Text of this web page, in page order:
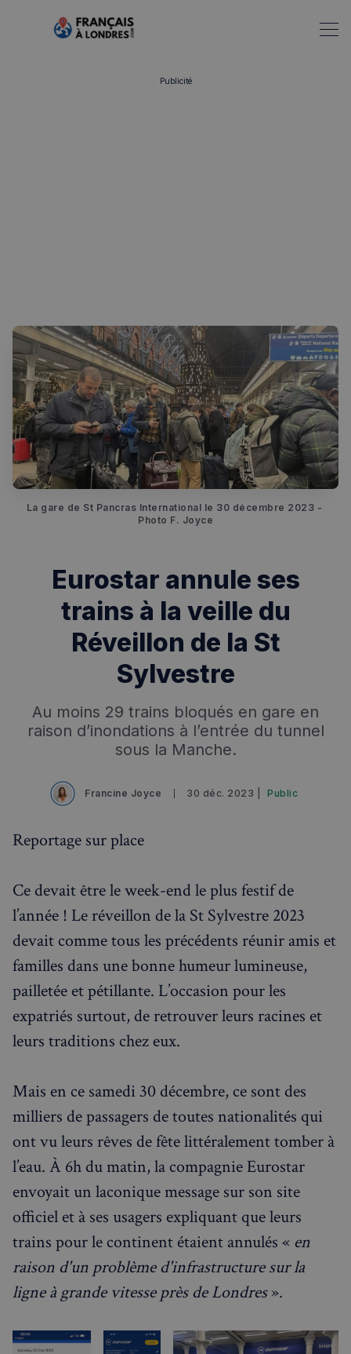
Recherche ✨ Chatbot IA
Rechercher dans Français à Londres - Magazine
RECHERCHES POPULAIRES
Annuaire des professionnels
Visites guidées
Publicité
La gare de St Pancras International le 30 décembre 2023 -
Photo F. Joyce
Eurostar annule ses
trains à la veille du
Réveillon de la St
Sylvestre
Au moins 29 trains bloqués en gare en
raison d’inondations à l’entrée du tunnel
sous la Manche.
Francine Joyce 30 déc. 2023 | Public
Reportage sur place
Ce devait être le week-end le plus festif de
l’année ! Le réveillon de la St Sylvestre 2023
devait comme tous les précédents réunir amis et
familles dans une bonne humeur lumineuse,
pailletée et pétillante. L’occasion pour les
expatriés surtout, de retrouver leurs racines et
leurs traditions chez eux.
Mais en ce samedi 30 décembre, ce sont des
milliers de passagers de toutes nationalités qui
ont vu leurs rêves de fête littéralement tomber à
l’eau. À 6h du matin, la compagnie Eurostar
envoyait un laconique message sur son site
officiel et à ses usagers expliquant que leurs
trains pour le continent étaient annulés « en
raison d'un problème d'infrastructure sur la
ligne à grande vitesse près de Londres».